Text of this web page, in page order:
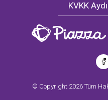
KVKK
© Copyright 2026 Tüm